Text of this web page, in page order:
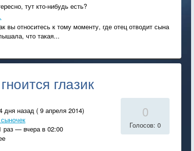
тут кто-нибудь есть?
относитесь к тому моменту, где отец отводит сына
что такая...
глазик
дня назад ( 9 апреля 2014)
раз — вчера в 02:00
0
Голосов: 0